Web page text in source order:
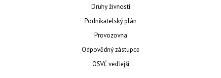
Druhy živností
Podnikatelský plán
Provozovna
Odpovědný zástupce
OSVČ vedlejší